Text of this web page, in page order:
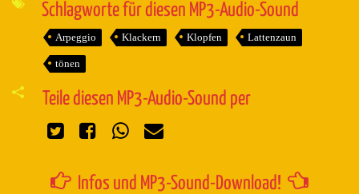
Schlagworte für diesen MP3-Audio-Sound
Arpeggio Klackern Klopfen Lattenzaun
tönen
Teile diesen MP3-Audio-Sound per
Infos und MP3-Sound-Download!